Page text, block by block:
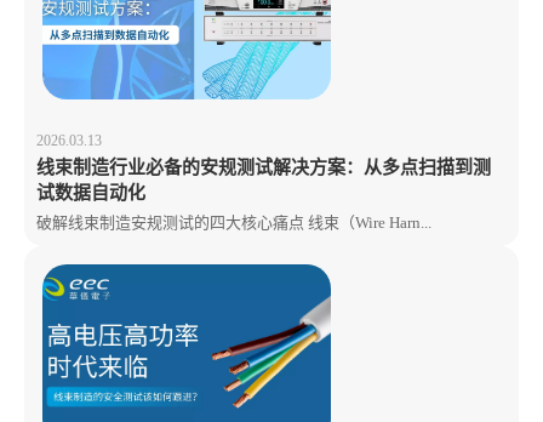
2026.03.13
线束制造行业必备的安规测试解决方案：从多点扫描到测
试数据自动化
破解线束制造安规测试的四大核心痛点 线束（Wire Harn...